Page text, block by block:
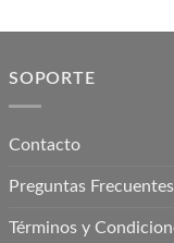
SOPORTE
Contacto
Preguntas Frecuentes
Términos y